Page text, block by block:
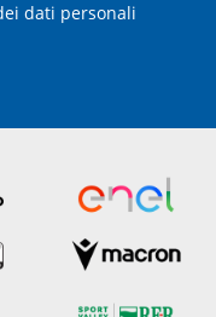
dati personali